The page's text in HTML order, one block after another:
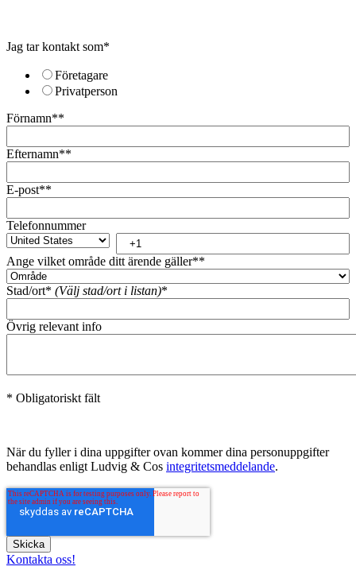
Jag tar kontakt som*
Företagare
Privatperson
Förnamn**
Efternamn**
E-post**
Telefonnummer
Ange vilket område ditt ärende gäller**
Stad/ort* (Välj stad/ort i listan)*
Övrig relevant info
* Obligatoriskt fält
När du fyller i dina uppgifter ovan kommer dina personuppgifter
behandlas enligt Ludvig & Cos integritetsmeddelande.
Kontakta oss!